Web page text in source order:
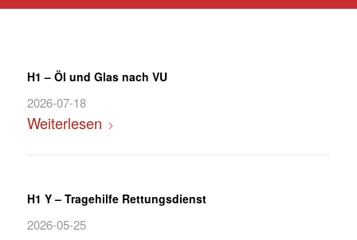
H1 – Öl und Glas nach VU
2026-07-18
Weiterlesen
H1 Y – Tragehilfe Rettungsdienst
2026-05-25